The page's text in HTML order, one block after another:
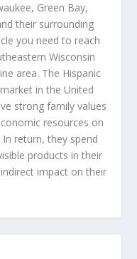
Green Bay,
their surrounding
you need to reach
Wisconsin
area. The Hispanic
in the United
strong family values
resources on
return, they spend
products in their
impact on their